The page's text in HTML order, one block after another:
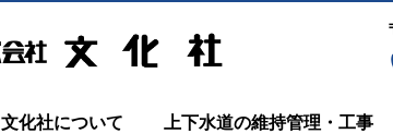
文化社について 上下水道の維持管理・工事